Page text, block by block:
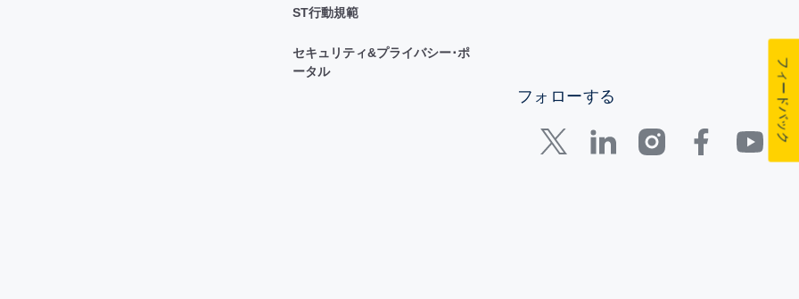
ST行動規範
セキュリティ&プライバシー･ポ
ータル
フォローする フィードバック